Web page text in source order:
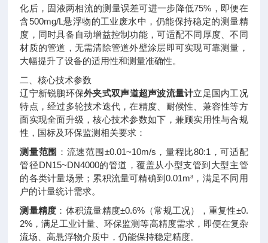
化后，固液两相流的测量误差可进一步降低75%，即便在
含500mg/L悬浮物的工业废水中，仍能保持稳定的测量精
度，同时具备自动增益控制功能，可适配不同厚度、不同
材质的管道，无需清除管道外壁涂层即可实现可靠测量，
大幅提升了设备的适用性和测量准确性。
二、核心技术参数
辽宁新锐鹏环保外夹式双声道超声波流量计立足国内工况
特点，经过多轮技术迭代，在精度、耐候性、兼容性等方
面实现全面升级，核心技术参数如下，兼顾实用性与合规
性，国标及环保监测相关要求：
测量范围 ：流速范围±0.01~10m/s，量程比80:1，可适配
管径DN15~DN4000的管道，覆盖从小型支管到大型主管
的各类计量场景；累积流量可精确到0.01m³，满足不同用
户的计量统计需求。
测量精度 ：体积流量精度±0.6%（常规工况），重复性±0.
2%，满足工业计量、环保监测等高精度需求，即便在复杂
流场、高悬浮物介质中，仍能保持稳定精度。